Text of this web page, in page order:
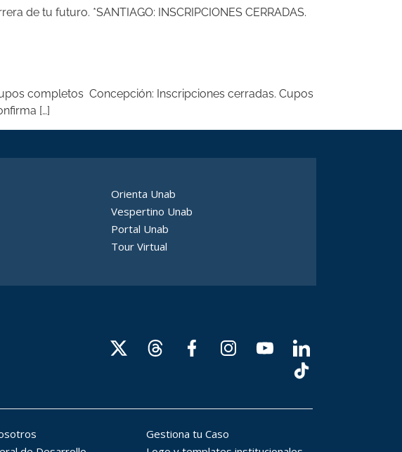
de tu futuro. *SANTIAGO: INSCRIPCIONES CERRADAS.
completos Concepción: Inscripciones cerradas. Cupos
[…]